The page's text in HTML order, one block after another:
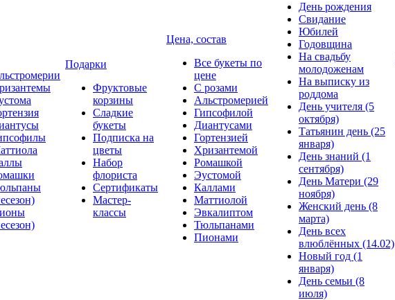
Подарки
Фруктовые
корзины
Сладкие
букеты
Подписка на
цветы
Набор
флориста
Сертификаты
Мастер-
классы
Цена, состав
Все букеты по
цене
С розами
Альстромерией
Гипсофилой
Диантусами
Гортензией
Хризантемой
Ромашкой
Эустомой
Каллами
Маттиолой
Эвкалиптом
Тюльпанами
Пионами
День рождения
Свидание
Юбилей
Годовщина
На свадьбу
молодоженам
На выписку из
роддома
День учителя (5
октября)
Татьянин день (25
января)
День знаний (1
сентября)
День Матери (29
ноября)
Женский день (8
марта)
День всех
влюблённых (14.02)
Новый год (1
января)
День семьи (8
июля)